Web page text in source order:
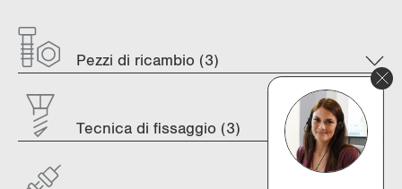
r
e
Pezzi di ricambio (3)
Tecnica di fissaggio (3)